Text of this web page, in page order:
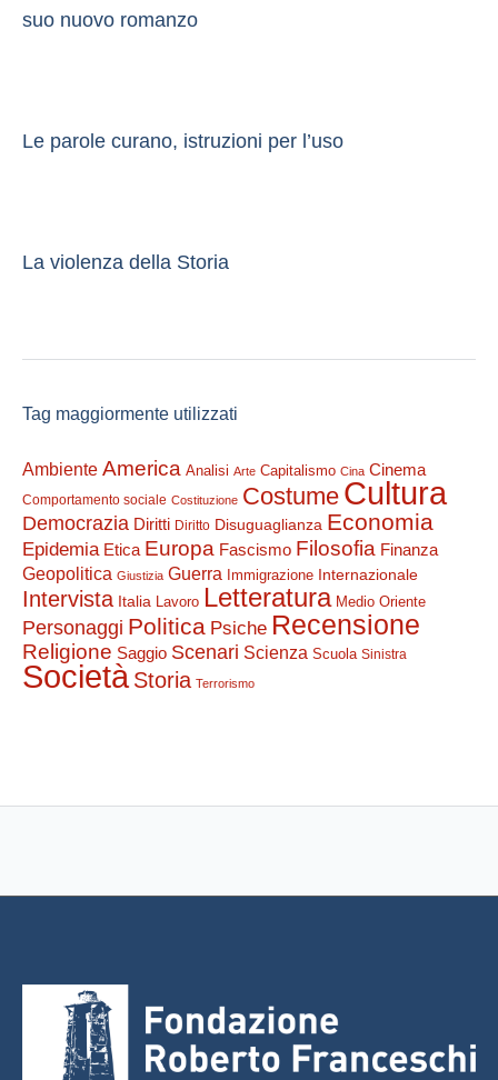
suo nuovo romanzo
Le parole curano, istruzioni per l’uso
La violenza della Storia
Tag maggiormente utilizzati
Ambiente America Analisi Arte Capitalismo Cina Cinema
Comportamento sociale Costituzione Costume Cultura
Democrazia Diritti Diritto Disuguaglianza Economia
Epidemia Etica Europa Fascismo Filosofia Finanza
Geopolitica Giustizia Guerra Immigrazione Internazionale
Intervista Italia Lavoro Letteratura Medio Oriente
Personaggi Politica Psiche Recensione
Religione Saggio Scenari Scienza Scuola Sinistra
Società Storia Terrorismo